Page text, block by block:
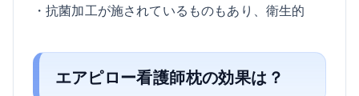
・抗菌加工が施されているものもあり、衛生的
エアピロー看護師枕の効果は？